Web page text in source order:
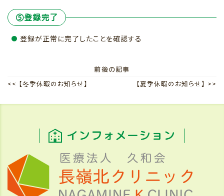
⑤登録完了
登録が正常に完了したことを確認する
前後の記事
<< 【冬季休暇のお知らせ】 【夏季休暇のお知らせ】 >>
インフォメーション